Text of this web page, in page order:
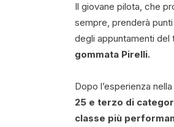
Il giovane pilota, che
sempre, prenderà
degli appuntamenti del
gommata Pirelli.
Dopo l’esperienza nella
25 e terzo di
classe più